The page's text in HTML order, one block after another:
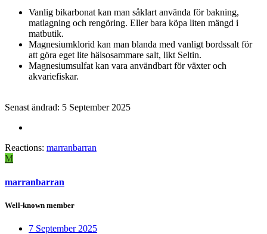
Vanlig bikarbonat kan man såklart använda för bakning,
matlagning och rengöring. Eller bara köpa liten mängd i
matbutik.
Magnesiumklorid kan man blanda med vanligt bordssalt för
att göra eget lite hälsosammare salt, likt Seltin.
Magnesiumsulfat kan vara användbart för växter och
akvariefiskar.
Senast ändrad: 5 September 2025
Reactions: marranbarran
M
marranbarran
Well-known member
7 September 2025